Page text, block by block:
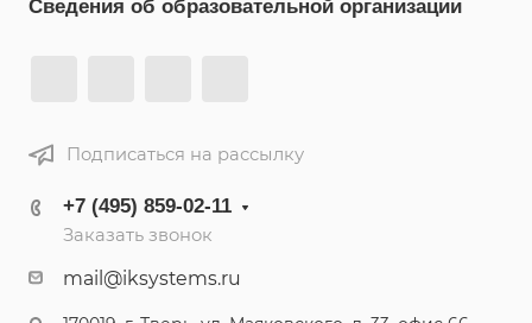
Сведения об образовательной организации
Подписаться на рассылку
+7 (495) 859-02-11
Заказать звонок
mail@iksystems.ru